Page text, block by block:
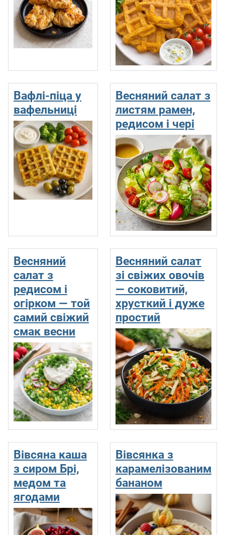
Вафлі-піца у
вафельниці
Весняний салат з
листям рамен,
редисом і чері
Весняний
салат з
редисом і
огірком — той
самий свіжий
смак весни
Весняний салат
зі свіжих овочів
— соковитий,
хрусткий і дуже
простий
Вівсяна каша
з сиром Брi,
медом та
ягодами
Вівсянка з
карамелізованим
бананом